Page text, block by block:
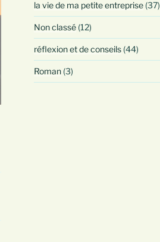
la vie de ma petite entreprise(37)
Non classé(12)
réflexion et de conseils(44)
Roman(3)